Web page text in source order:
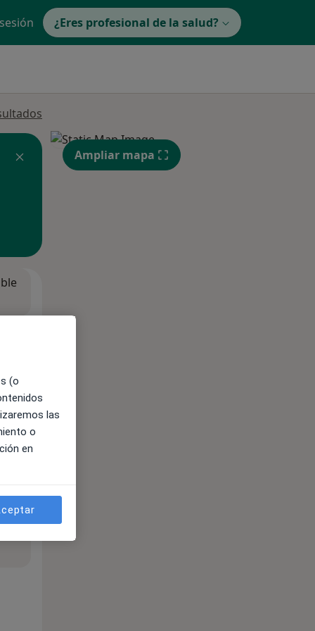
¿Eres profesional de la salud?
Ampliar mapa
(o
las
o
en